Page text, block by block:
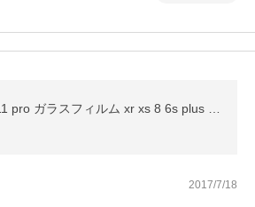
2017/7/18